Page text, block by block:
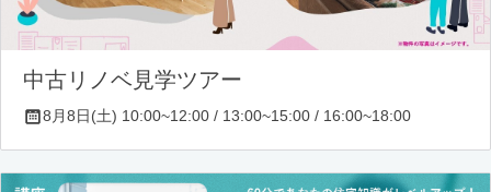
中古リノベ見学ツアー
8月8日(土) 10:00~12:00 / 13:00~15:00 / 16:00~18:00